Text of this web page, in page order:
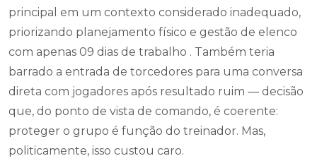
principal em um contexto considerado inadequado,
priorizando planejamento físico e gestão de elenco
com apenas 09 dias de trabalho . Também teria
barrado a entrada de torcedores para uma conversa
direta com jogadores após resultado ruim — decisão
que, do ponto de vista de comando, é coerente:
proteger o grupo é função do treinador. Mas,
politicamente, isso custou caro.